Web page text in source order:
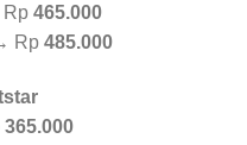
465.000
Rp 485.000
365.000